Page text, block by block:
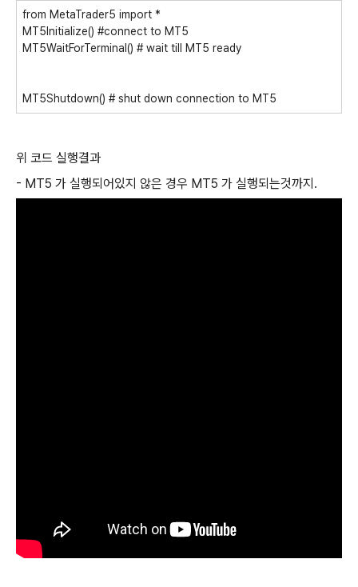
from MetaTrader5 import *
MT5Initialize() #connect to MT5
MT5WaitForTerminal() # wait till MT5 ready
MT5Shutdown() # shut down connection to MT5
위 코드 실행결과
- MT5 가 실행되어있지 않은 경우 MT5 가 실행되는것까지.